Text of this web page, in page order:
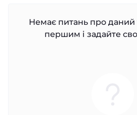
Немає питань про даний
першим і задайте